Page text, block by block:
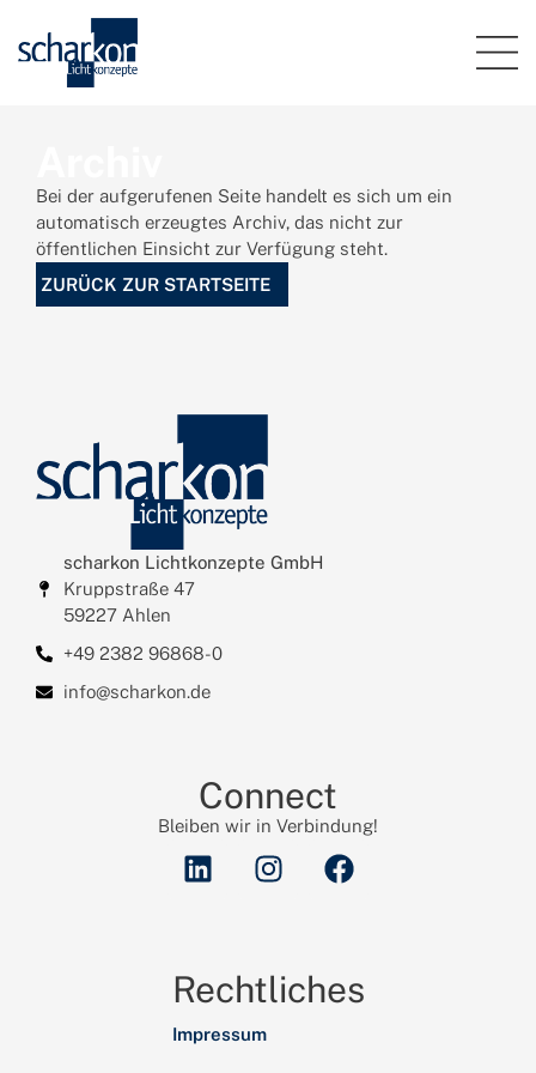
Bei der aufgerufenen Seite handelt es sich um ein
automatisch erzeugtes Archiv, das nicht zur
öffentlichen Einsicht zur Verfügung steht.
ZURÜCK ZUR STARTSEITE
scharkon Lichtkonzepte GmbH
Kruppstraße 47
59227 Ahlen
+49 2382 96868-0
info@scharkon.de
Connect
Bleiben wir in Verbindung!
Rechtliches
Impressum